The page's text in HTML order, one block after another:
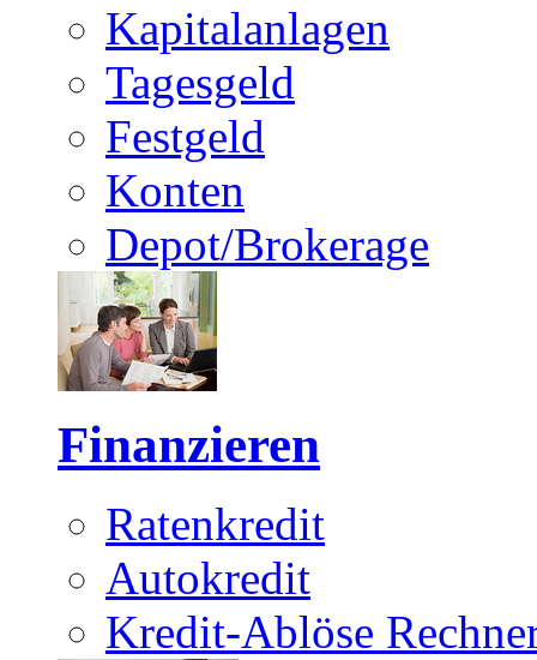
Kapitalanlagen
Tagesgeld
Festgeld
Konten
Depot/Brokerage
Finanzieren
Ratenkredit
Autokredit
Kredit-Ablöse